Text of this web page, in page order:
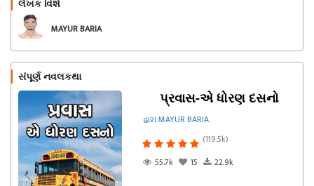
લેખક વિશે
MAYUR BARIA
સંપૂર્ણ નવલકથા
પ્રવાસ-એ ધોરણ દસનો
દ્વારા MAYUR BARIA
(119.5k)
55.7k
15 22.9k